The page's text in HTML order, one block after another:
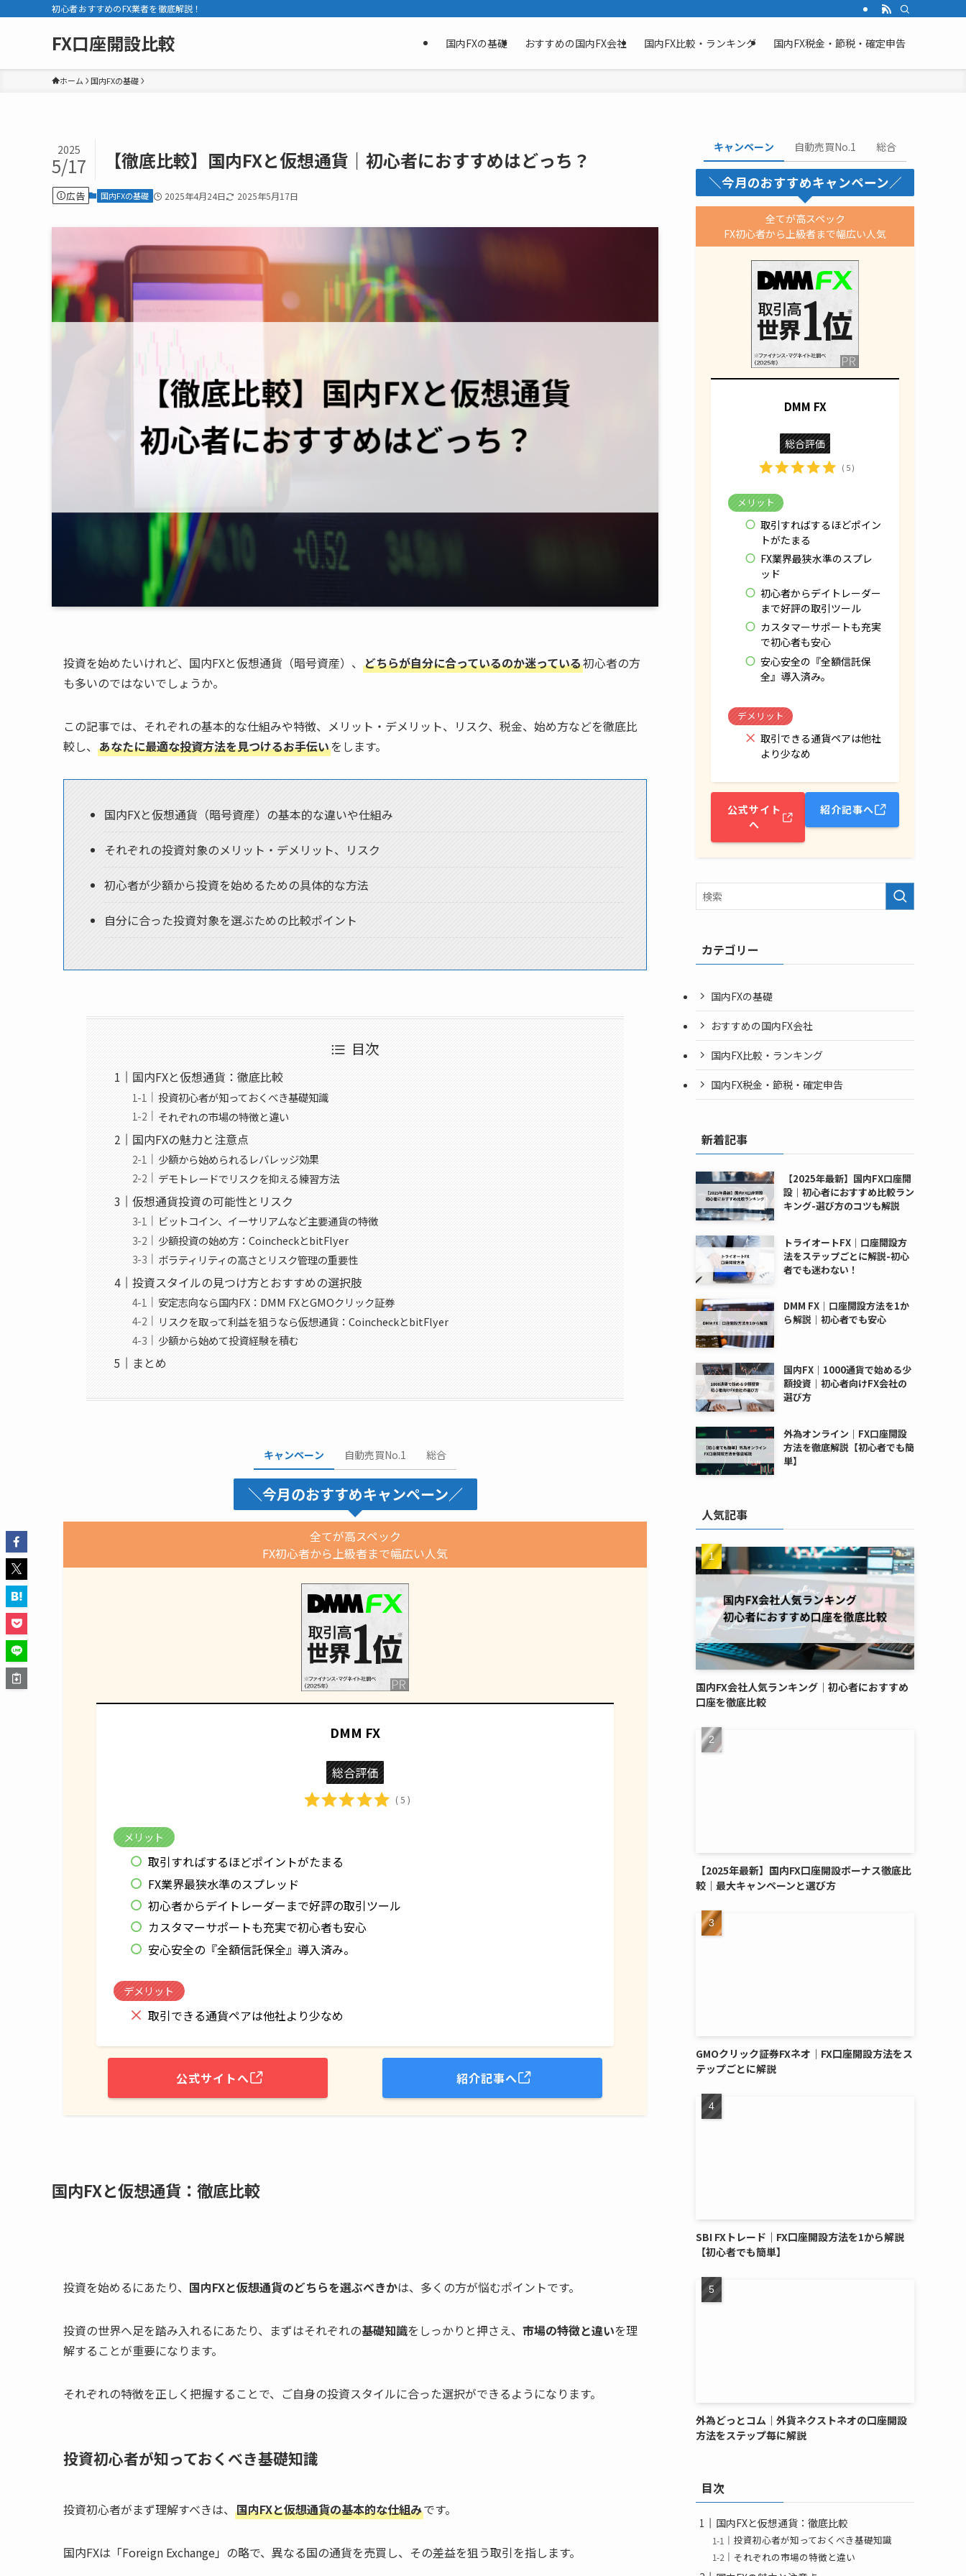
初心者おすすめのFX業者を徹底解説！
FX口座開設比較 国内FXの基礎 おすすめの国内FX会社 国内FX比較・ランキング 国内FX税金・節税・確定申告
ホーム 国内FXの基礎
【徹底比較】国内FXと仮想通貨｜初心者におすすめはどっち？
2025
5/17
広告 国内FXの基礎 2025年4月24日 2025年5月17日
投資を始めたいけれど、国内FXと仮想通貨（暗号資産）、 どちらが自分に合っているのか迷っている初心者の方
も多いのではないでしょうか。
この記事では、それぞれの基本的な仕組みや特徴、メリット・デメリット、リスク、税金、始め方などを徹底比
較し、 あなたに最適な投資方法を見つけるお手伝いをします。
国内FXと仮想通貨（暗号資産）の基本的な違いや仕組み
それぞれの投資対象のメリット・デメリット、リスク
初心者が少額から投資を始めるための具体的な方法
自分に合った投資対象を選ぶための比較ポイント
目次
国内FXと仮想通貨：徹底比較
投資初心者が知っておくべき基礎知識
それぞれの市場の特徴と違い
国内FXの魅力と注意点
少額から始められるレバレッジ効果
デモトレードでリスクを抑える練習方法
仮想通貨投資の可能性とリスク
ビットコイン、イーサリアムなど主要通貨の特徴
少額投資の始め方：CoincheckとbitFlyer
ボラティリティの高さとリスク管理の重要性
投資スタイルの見つけ方とおすすめの選択肢
安定志向なら国内FX：DMM FXとGMOクリック証券
リスクを取って利益を狙うなら仮想通貨：CoincheckとbitFlyer
少額から始めて投資経験を積む
まとめ
キャンペーン 自動売買No.1 総合
＼今月のおすすめキャンペーン／
全てが高スペック
FX初心者から上級者まで幅広い人気
DMM FX
総合評価
( 5 )
メリット
取引すればするほどポイントがたまる
FX業界最狭水準のスプレッド
初心者からデイトレーダーまで好評の取引ツール
カスタマーサポートも充実で初心者も安心
安心安全の『全額信託保全』導入済み。
デメリット
取引できる通貨ペアは他社より少なめ
公式サイトへ 紹介記事へ
国内FXと仮想通貨：徹底比較
投資を始めるにあたり、 国内FXと仮想通貨のどちらを選ぶべきかは、多くの方が悩むポイントです。
投資の世界へ足を踏み入れるにあたり、まずはそれぞれの基礎知識をしっかりと押さえ、 市場の特徴と違いを理
解することが重要になります。
それぞれの特徴を正しく把握することで、ご自身の投資スタイルに合った選択ができるようになります。
投資初心者が知っておくべき基礎知識
投資初心者がまず理解すべきは、 国内FXと仮想通貨の基本的な仕組みです。
国内FXは「Foreign Exchange」の略で、異なる国の通貨を売買し、その差益を狙う取引を指します。
キャンペーン 自動売買No.1 総合
＼今月のおすすめキャンペーン／
全てが高スペック
FX初心者から上級者まで幅広い人気
DMM FX
総合評価
( 5 )
メリット
取引すればするほどポイン
トがたまる
FX業界最狭水準のスプレ
ッド
初心者からデイトレーダー
まで好評の取引ツール
カスタマーサポートも充実
で初心者も安心
安心安全の『全額信託保
全』導入済み。
デメリット
取引できる通貨ペアは他社
より少なめ
公式サイト
へ
紹介記事へ
カテゴリー
国内FXの基礎
おすすめの国内FX会社
国内FX比較・ランキング
国内FX税金・節税・確定申告
新着記事
【2025年最新】国内FX口座開
設｜初心者におすすめ比較ラン
キング-選び方のコツも解説
トライオートFX｜口座開設方
法をステップごとに解説-初心
者でも迷わない！
DMM FX｜口座開設方法を1か
ら解説｜初心者でも安心
国内FX｜1000通貨で始める少
額投資｜初心者向けFX会社の
選び方
外為オンライン｜FX口座開設
方法を徹底解説【初心者でも簡
単】
人気記事
国内FX会社人気ランキング｜初心者におすすめ
口座を徹底比較
【2025年最新】国内FX口座開設ボーナス徹底比
較｜最大キャンペーンと選び方
GMOクリック証券FXネオ｜FX口座開設方法をス
テップごとに解説
SBI FXトレード｜FX口座開設方法を1から解説
【初心者でも簡単】
外為どっとコム｜外貨ネクストネオの口座開設
方法をステップ毎に解説
目次
国内FXと仮想通貨：徹底比較
投資初心者が知っておくべき基礎知識
それぞれの市場の特徴と違い